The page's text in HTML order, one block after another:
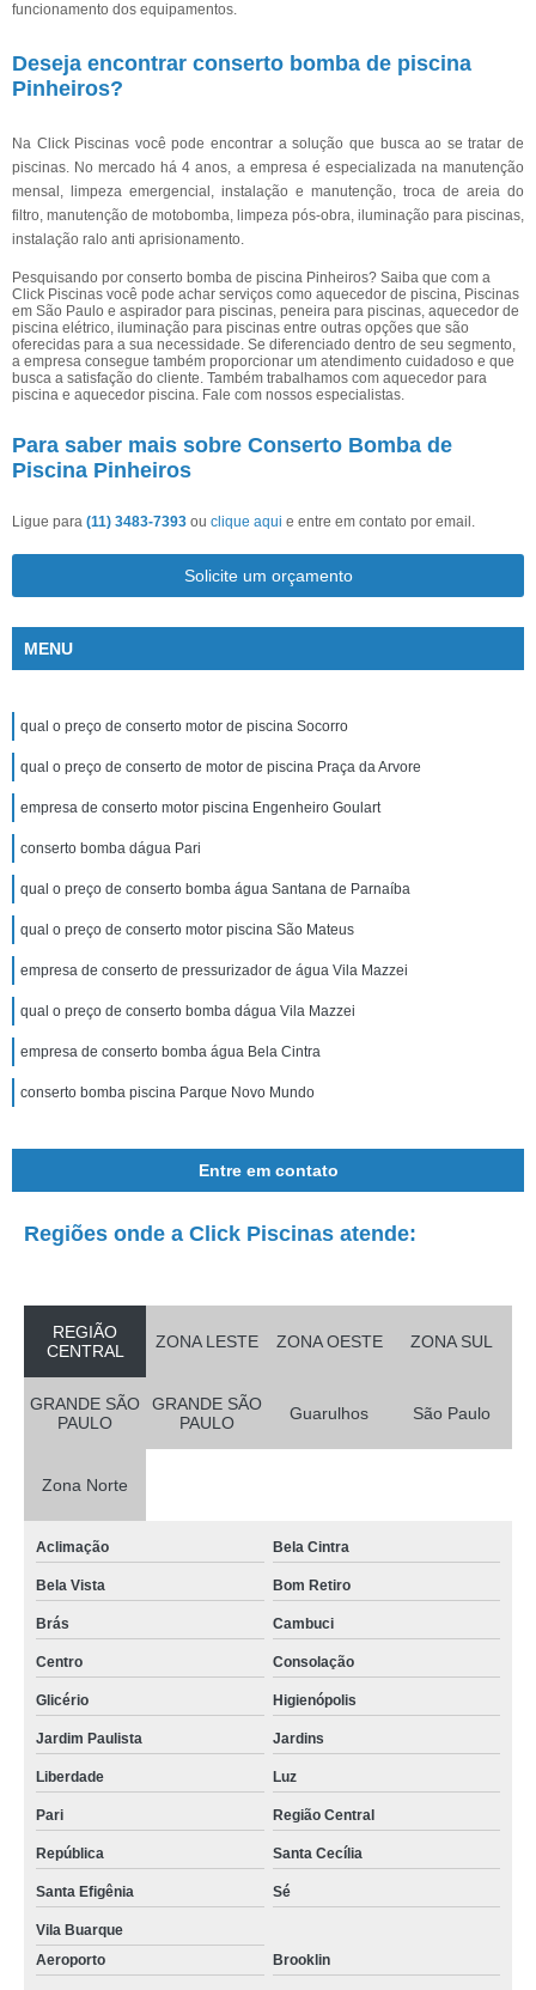
funcionamento dos equipamentos.
Deseja encontrar conserto bomba de piscina
Pinheiros?
Na Click Piscinas você pode encontrar a solução que busca ao se tratar de
piscinas. No mercado há 4 anos, a empresa é especializada na manutenção
mensal, limpeza emergencial, instalação e manutenção, troca de areia do
filtro, manutenção de motobomba, limpeza pós-obra, iluminação para piscinas,
instalação ralo anti aprisionamento.
Pesquisando por conserto bomba de piscina Pinheiros? Saiba que com a
Click Piscinas você pode achar serviços como aquecedor de piscina, Piscinas
em São Paulo e aspirador para piscinas, peneira para piscinas, aquecedor de
piscina elétrico, iluminação para piscinas entre outras opções que são
oferecidas para a sua necessidade. Se diferenciado dentro de seu segmento,
a empresa consegue também proporcionar um atendimento cuidadoso e que
busca a satisfação do cliente. Também trabalhamos com aquecedor para
piscina e aquecedor piscina. Fale com nossos especialistas.
Para saber mais sobre Conserto Bomba de
Piscina Pinheiros
Ligue para (11) 3483-7393 ou clique aqui e entre em contato por email.
Solicite um orçamento
MENU
qual o preço de conserto motor de piscina Socorro
qual o preço de conserto de motor de piscina Praça da Arvore
empresa de conserto motor piscina Engenheiro Goulart
conserto bomba dágua Pari
qual o preço de conserto bomba água Santana de Parnaíba
qual o preço de conserto motor piscina São Mateus
empresa de conserto de pressurizador de água Vila Mazzei
qual o preço de conserto bomba dágua Vila Mazzei
empresa de conserto bomba água Bela Cintra
conserto bomba piscina Parque Novo Mundo
Entre em contato
Regiões onde a Click Piscinas atende:
REGIÃO
CENTRAL
ZONA LESTE ZONA OESTE ZONA SUL
GRANDE SÃO
PAULO
GRANDE SÃO
PAULO
Guarulhos São Paulo
Zona Norte
Aclimação Bela Cintra
Bela Vista Bom Retiro
Brás Cambuci
Centro Consolação
Glicério Higienópolis
Jardim Paulista Jardins
Liberdade Luz
Pari Região Central
República Santa Cecília
Santa Efigênia Sé
Vila Buarque
Aeroporto
Brooklin